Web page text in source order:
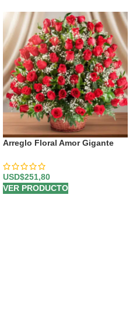
Arreglo Floral Amor Gigante
USD$251,80
VER PRODUCTO